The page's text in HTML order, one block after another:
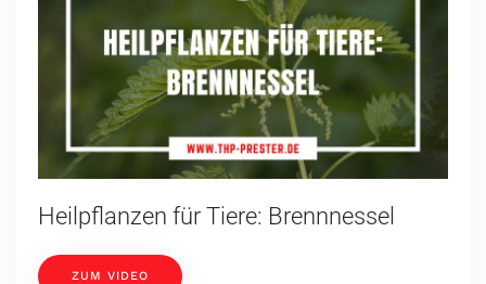
Heilpflanzen für Tiere: Brennnessel
ZUM VIDEO